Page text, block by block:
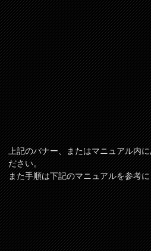
上記のバナー、またはマニュアル内
ださい。
また手順は下記のマニュアルを参考